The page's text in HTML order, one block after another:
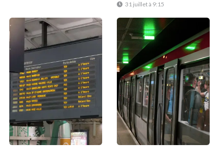
31 juillet à 9:15